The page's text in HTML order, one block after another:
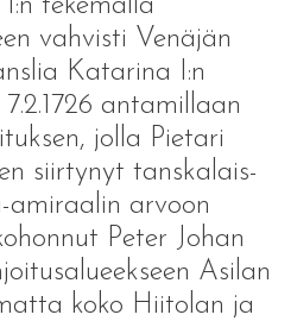
vahvisti Venäjän
Katarina I:n
7.2.1726 antamillaan
jolla Pietari
siirtynyt tanskalais-
amiraalin arvoon
Peter Johan
Asilan
koko Hiitolan ja